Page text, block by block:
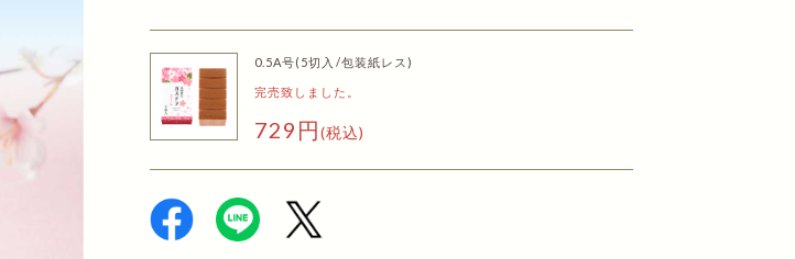
0.5A号(5切入/包装紙レス)
完売致しました。
729円(税込)